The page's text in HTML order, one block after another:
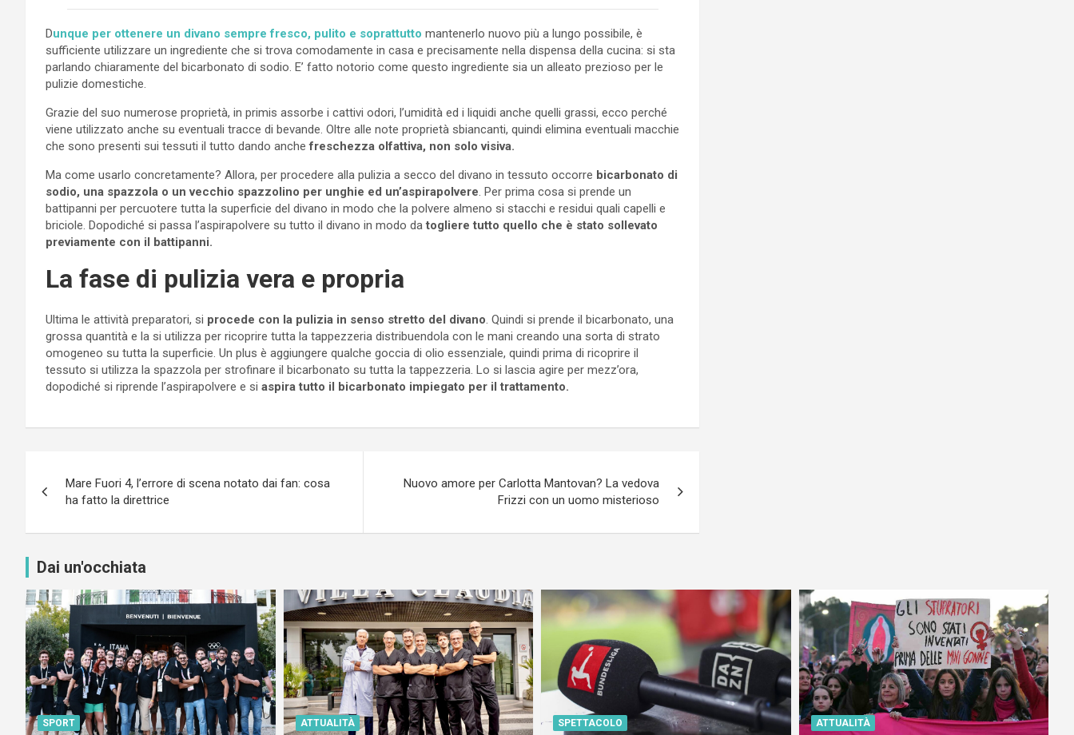
Dunque per ottenere un divano sempre fresco, pulito e soprattutto mantenerlo nuovo più a lungo possibile, è
sufficiente utilizzare un ingrediente che si trova comodamente in casa e precisamente nella dispensa della cucina: si sta
parlando chiaramente del bicarbonato di sodio. E’ fatto notorio come questo ingrediente sia un alleato prezioso per le
pulizie domestiche.
Grazie del suo numerose proprietà, in primis assorbe i cattivi odori, l’umidità ed i liquidi anche quelli grassi, ecco perché
viene utilizzato anche su eventuali tracce di bevande. Oltre alle note proprietà sbiancanti, quindi elimina eventuali macchie
che sono presenti sui tessuti il tutto dando anchefreschezza olfattiva, non solo visiva.
Ma come usarlo concretamente? Allora, per procedere alla pulizia a secco del divano in tessuto occorre bicarbonato di
sodio, una spazzola o un vecchio spazzolino per unghie ed un’aspirapolvere . Per prima cosa si prende un
battipanni per percuotere tutta la superficie del divano in modo che la polvere almeno si stacchi e residui quali capelli e
briciole. Dopodiché si passa l’aspirapolvere su tutto il divano in modo datogliere tutto quello che è stato sollevato
previamente con il battipanni.
La fase di pulizia vera e propria
Ultima le attività preparatori, si procede con la pulizia in senso stretto del divano . Quindi si prende il bicarbonato, una
grossa quantità e la si utilizza per ricoprire tutta la tappezzeria distribuendola con le mani creando una sorta di strato
omogeneo su tutta la superficie. Un plus è aggiungere qualche goccia di olio essenziale, quindi prima di ricoprire il
tessuto si utilizza la spazzola per strofinare il bicarbonato su tutta la tappezzeria. Lo si lascia agire per mezz’ora,
dopodiché si riprende l’aspirapolvere e si aspira tutto il bicarbonato impiegato per il trattamento.
articoli
Mare Fuori 4, l’errore di scena notato dai fan: cosa
ha fatto la direttrice
Nuovo amore per Carlotta Mantovan? La vedova
Frizzi con un uomo misterioso
Dai un'occhiata
SPORT ATTUALITÀ SPETTACOLO ATTUALITÀ